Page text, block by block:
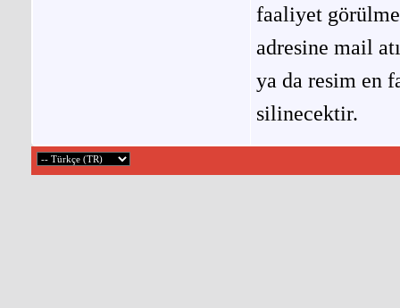
faaliyet
adresine mail
ya da resim en
silinecektir.